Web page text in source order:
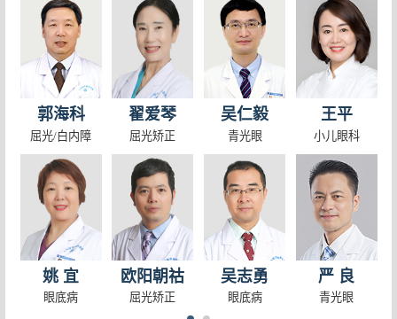
假期带孩子看眼睛要做哪些准备？
“毁掉”孩子眼睛，一个暑假就够了
小心！这5种眼病会遗传给下一代！你知道几种？
孩子远视了，怎么办？
宝宝总爱揉眼睛，不是困也不是痒，可能是这个原因！
斜视不可怕，早发现早治疗，早点改“斜”归正
你了解“假性近视”吗？如何判断和预防？
OK镜、离焦镜、阿托品，控制近视哪个更好？上海哪个医院看小
孩子近视增长也有季节性，冬季增长速度更快？！
上海哪里看小孩斜视好?
高度近视并发症可致盲
哪些症状需要角膜移植
早期白内障怎么办
近视矫正手术贵吗
高度近视遗传的几率大吗
准分子手术后会视力回退吗
玻璃体混浊与“飞蚊症”
保护眼睛必吃的食物有哪些
近视激光手术会不会穿击眼球呢？
超高度近视眼可以治好吗
郭海科
屈光/白内障
翟爱琴
屈光矫正
吴仁毅
青光眼
王平
小儿眼科
姚 宜
眼底病
欧阳朝祜
屈光矫正
吴志勇
眼底病
严 良
青光眼